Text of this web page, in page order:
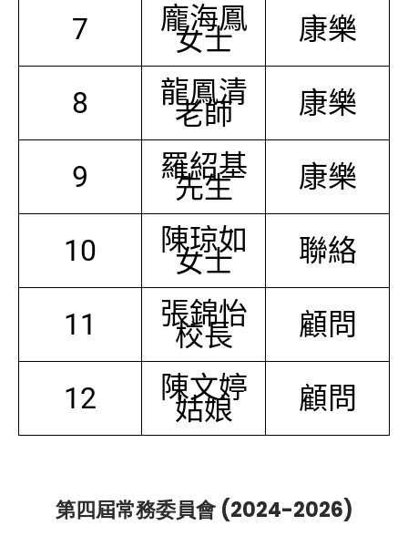
7 龐海鳳
女士 康樂
8 龍鳳清
老師 康樂
9 羅紹基
先生 康樂
10 陳琼如
女士 聯絡
11 張錦怡
校長 顧問
12 陳文婷
姑娘 顧問
第四屆常務委員會 (2024-2026)